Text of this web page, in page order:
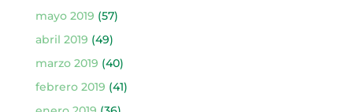
mayo 2019 (57)
abril 2019 (49)
marzo 2019 (40)
febrero 2019 (41)